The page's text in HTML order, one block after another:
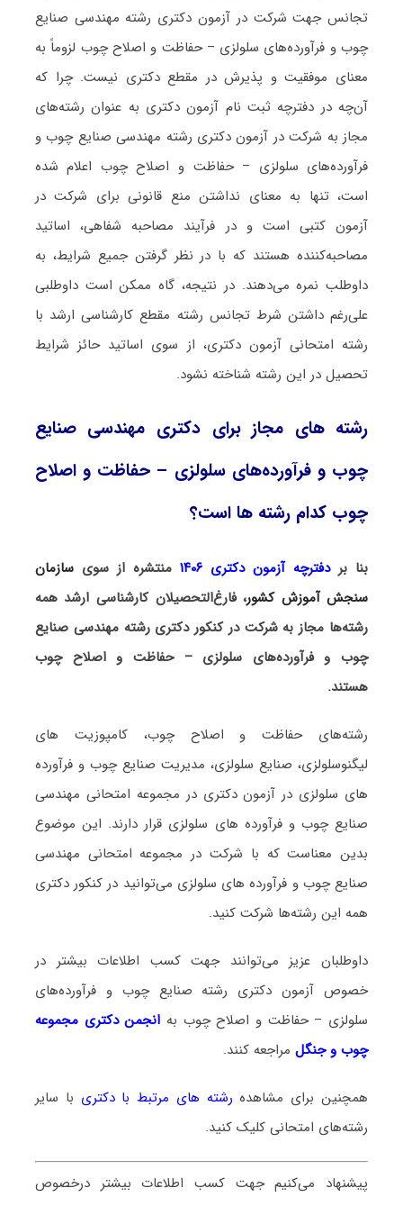
تجانس جهت شرکت در آزمون دکتری رشته مهندسی صنایع
چوب و فرآورده‌های سلولزی – حفاظت و اصلاح چوب لزوماً به
معنای موفقیت و پذیرش در مقطع دکتری نیست. چرا که
آن‌چه در دفترچه ثبت نام آزمون دکتری به عنوان رشته‌های
مجاز به شرکت در آزمون دکتری رشته مهندسی صنایع چوب و
فرآورده‌های سلولزی – حفاظت و اصلاح چوب اعلام شده
است، تنها به معنای نداشتن منع قانونی برای شرکت در
آزمون کتبی است و در فرآیند مصاحبه شفاهی، اساتید
مصاحبه‌کننده هستند که با در نظر گرفتن جمیع شرایط، به
داوطلب نمره می‌دهند. در نتیجه، گاه ممکن است داوطلبی
علی‌رغم داشتن شرط تجانس رشته مقطع کارشناسی ارشد با
رشته امتحانی آزمون دکتری، از سوی اساتید حائز شرایط
تحصیل در این رشته شناخته نشود.
رشته های مجاز برای دکتری مهندسی صنایع
چوب و فرآورده‌های سلولزی – حفاظت و اصلاح
چوب کدام رشته ها است؟
بنا بردفترچه آزمون دکتری ۱۴۰۶ منتشره از سویسازمان
سنجش آموزش کشور، فارغ‌التحصیلان کارشناسی ارشد همه
رشته‌ها مجاز به شرکت در کنکور دکتری رشته مهندسی صنایع
چوب و فرآورده‌های سلولزی – حفاظت و اصلاح چوب
هستند.
رشته‌های حفاظت و اصلاح چوب، کامپوزیت های
لیگنوسلولزی، صنایع سلولزی، مدیریت صنایع چوب و ﻓﺮآورده
ﻫﺎی ﺳﻠﻮﻟﺰی در آزمون دکتری در مجموعه امتحانی مهندسی
صنایع چوب و فرآورده های سلولزی قرار دارند. این موضوع
بدین معناست که با شرکت در مجموعه امتحانی مهندسی
صنایع چوب و فرآورده های سلولزی می‌توانید در کنکور دکتری
همه این رشته‌ها شرکت کنید.
داوطلبان عزیز می‌توانند جهت کسب اطلاعات بیشتر در
خصوص آزمون دکتری رشته صنایع چوب و فرآورده‌های
سلولزی – حفاظت و اصلاح چوب به انجمن دکتری مجموعه
چوب و جنگل مراجعه کنند.
همچنین برای مشاهده رشته های مرتبط با دکتری با سایر
رشته‌های امتحانی کلیک کنید.
پیشنهاد می‌کنیم جهت کسب اطلاعات بیشتر درخصوص